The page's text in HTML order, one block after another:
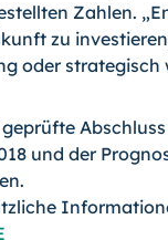
Zahlen.
zu
oder strategisch
und der